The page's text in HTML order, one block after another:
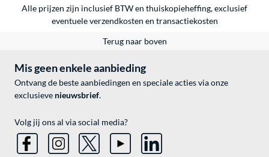
Alle prijzen zijn inclusief BTW en thuiskopieheffing, exclusief
eventueleverzendkosten en transactiekosten
Terug naar boven
Mis geen enkele aanbieding
Ontvang de beste aanbiedingen en speciale acties via onze
exclusieve nieuwsbrief.
Volg jij ons al via social media?